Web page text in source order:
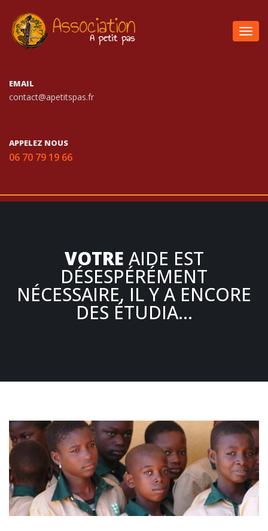
EMAIL
contact@apetitspas.fr
APPELEZ NOUS
06 70 79 19 66
VOTRE AIDE EST
DÉSESPÉRÉMENT
NÉCESSAIRE, IL Y A ENCORE
DES ÉTUDIA…